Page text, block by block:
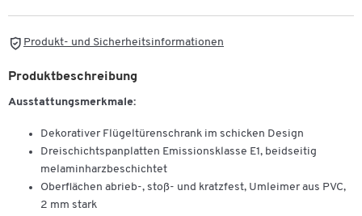
Produkt- und Sicherheitsinformationen
Produktbeschreibung
Ausstattungsmerkmale:
Dekorativer Flügeltürenschrank im schicken Design
Dreischichtspanplatten Emissionsklasse E1, beidseitig
melaminharzbeschichtet
Oberflächen abrieb-, stoß- und kratzfest, Umleimer aus PVC,
2 mm stark